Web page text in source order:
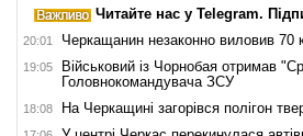
Читайте нас у Telegram.
20:01 Черкащанин незаконно виловив 70
19:05
Військовий із Чорнобая отримав
Головнокомандувача ЗСУ
18:08 На Черкащині загорівся полігон